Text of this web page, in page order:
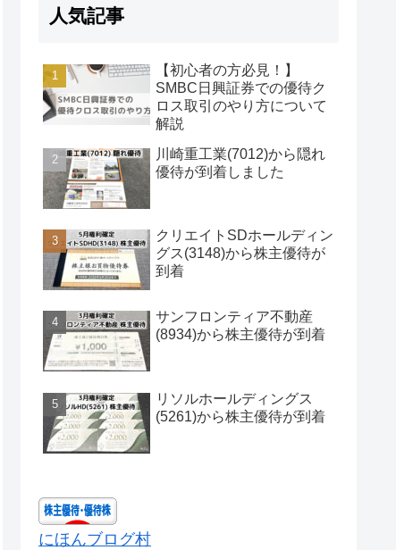
人気記事
【初心者の方必見！】
SMBC日興証券での優待ク
ロス取引のやり方について
解説
川崎重工業(7012)から隠れ
優待が到着しました
クリエイトSDホールディン
グス(3148)から株主優待が
到着
サンフロンティア不動産
(8934)から株主優待が到着
リソルホールディングス
(5261)から株主優待が到着
にほんブログ村